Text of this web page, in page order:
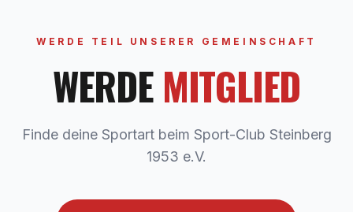
WERDE TEIL UNSERER GEMEINSCHAFT
WERDEMITGLIED
Finde deine Sportart beim Sport-Club Steinberg
1953 e.V.